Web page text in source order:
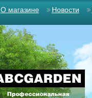
О магазине Новости